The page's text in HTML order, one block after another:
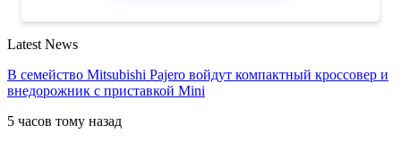
Latest News
В семейство Mitsubishi Pajero войдут компактный кроссовер и
внедорожник с приставкой Mini
5 часов тому назад